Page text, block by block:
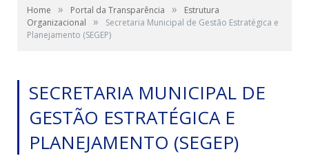
Home » Portal da Transparência »
Estrutura
Organizacional
»
Secretaria Municipal de Gestão Estratégica e
Planejamento (SEGEP)
SECRETARIA MUNICIPAL DE
GESTÃO ESTRATÉGICA E
PLANEJAMENTO (SEGEP)